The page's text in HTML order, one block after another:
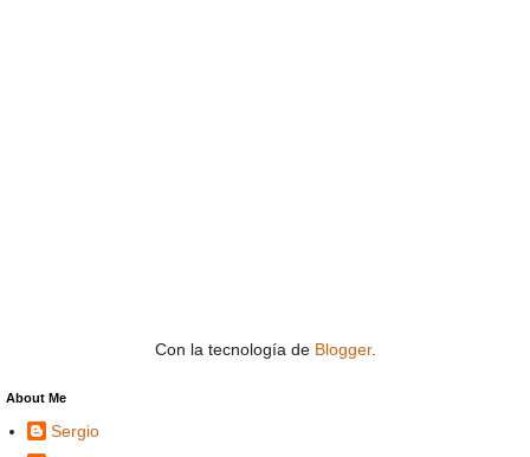
Con la tecnología de Blogger.
About Me
Sergio